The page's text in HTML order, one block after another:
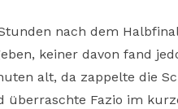
nach dem
keiner davon fand
alt, da zappelte die
überraschte Fazio im